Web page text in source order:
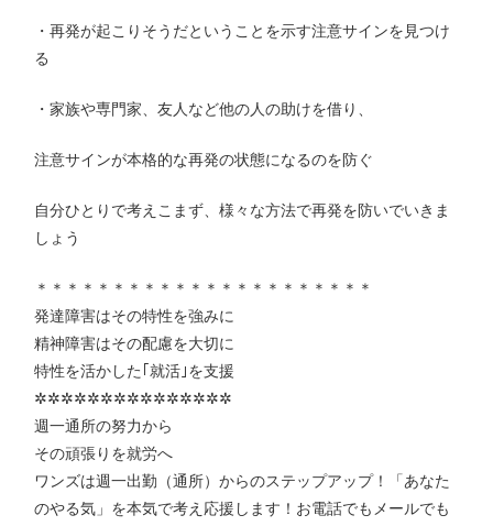
・再発が起こりそうだということを示す注意サインを見つけ
る
・家族や専門家、友人など他の人の助けを借り、
注意サインが本格的な再発の状態になるのを防ぐ
自分ひとりで考えこまず、様々な方法で再発を防いでいきま
しょう
＊＊＊＊＊＊＊＊＊＊＊＊＊＊＊＊＊＊＊＊＊＊
発達障害はその特性を強みに
精神障害はその配慮を大切に
特性を活かした｢就活｣を支援
✲✲✲✲✲✲✲✲✲✲✲✲✲✲✲
週一通所の努力から
その頑張りを就労へ
ワンズは週一出勤（通所）からのステップアップ！「あなた
のやる気」を本気で考え応援します！お電話でもメールでも